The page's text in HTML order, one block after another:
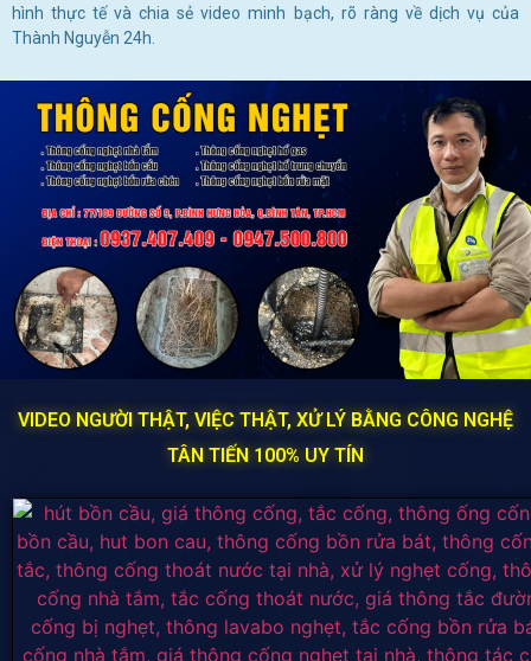
hình thực tế và chia sẻ video minh bạch, rõ ràng về dịch vụ của
Thành Nguyễn 24h.
VIDEO NGƯỜI THẬT, VIỆC THẬT, XỬ LÝ BẰNG CÔNG NGHỆ
TÂN TIẾN 100% UY TÍN